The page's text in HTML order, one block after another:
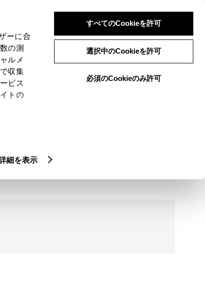
ーに合
の測
ルメ
収集
ビス
トの
細を表示
すべてのCookieを許可
選択中のCookieを許可
必須のCookieのみ許可
ログイン 検索 メニュー